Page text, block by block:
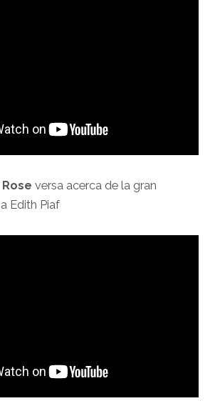
versa acerca de la gran
Edith Piaf